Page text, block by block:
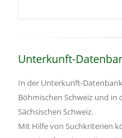
Unterkunft-
In der Unterkunft-
Böhmischen Schweiz und in
Sächsischen Schweiz.
Mit Hilfe von Suchkriterien